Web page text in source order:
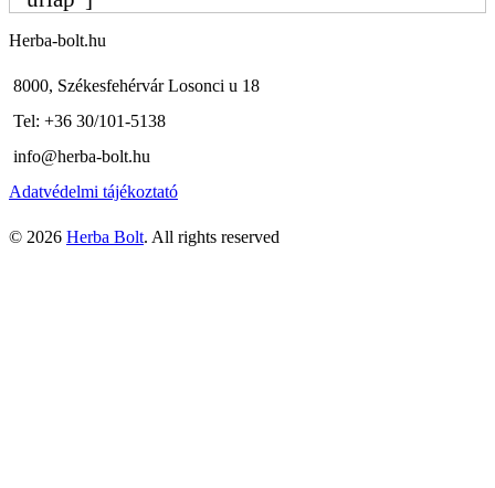
Herba-bolt.hu
8000, Székesfehérvár Losonci u 18
Tel: +36 30/101-5138
info@herba-bolt.hu
Adatvédelmi tájékoztató
© 2026 Herba Bolt. All rights reserved